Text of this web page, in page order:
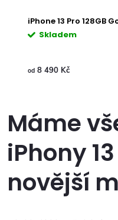
iPhone 13 Pro 128GB
Skladem
od 8 490 Kč
Máme
iPhony 13
novější